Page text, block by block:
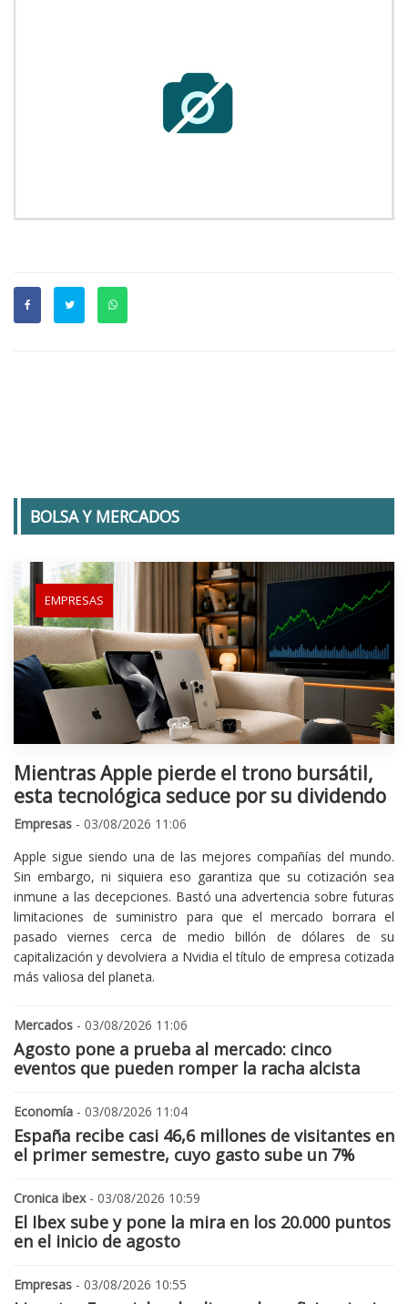
BOLSA Y MERCADOS
EMPRESAS
Mientras Apple pierde el trono bursátil,
esta tecnológica seduce por su dividendo
Empresas - 03/08/2026 11:06
Apple sigue siendo una de las mejores compañías del mundo.
Sin embargo, ni siquiera eso garantiza que su cotización sea
inmune a las decepciones. Bastó una advertencia sobre futuras
limitaciones de suministro para que el mercado borrara el
pasado viernes cerca de medio billón de dólares de su
capitalización y devolviera a Nvidia el título de empresa cotizada
más valiosa del planeta.
Mercados - 03/08/2026 11:06
Agosto pone a prueba al mercado: cinco
eventos que pueden romper la racha alcista
Economía - 03/08/2026 11:04
España recibe casi 46,6 millones de visitantes en
el primer semestre, cuyo gasto sube un 7%
Cronica ibex- 03/08/2026 10:59
El Ibex sube y pone la mira en los 20.000 puntos
en el inicio de agosto
Empresas - 03/08/2026 10:55